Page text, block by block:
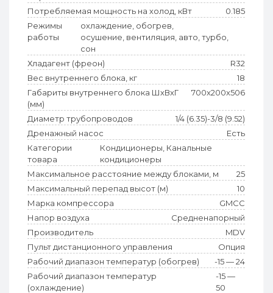
Потребляемая мощность на холод, кВт
0.185
Режимы
работы
охлаждение, обогрев,
осушение, вентиляция, авто, турбо,
сон
Хладагент (фреон)
R32
Вес внутреннего блока, кг
18
Габариты внутреннего блока ШхВхГ
(мм)
700x200x506
Диаметр трубопроводов
1/4 (6.35)-3/8 (9.52)
Дренажный насос
Есть
Категории
товара
Кондиционеры, Канальные
кондиционеры
Максимальное расстояние между блоками, м
25
Максимальный перепад высот (м)
10
Марка компрессора
GMCC
Напор воздуха
Средненапорный
Производитель
MDV
Пульт дистанционного управления
Опция
Рабочий диапазон температур (обогрев)
-15 — 24
Рабочий диапазон температур
(охлаждение)
-15 —
50